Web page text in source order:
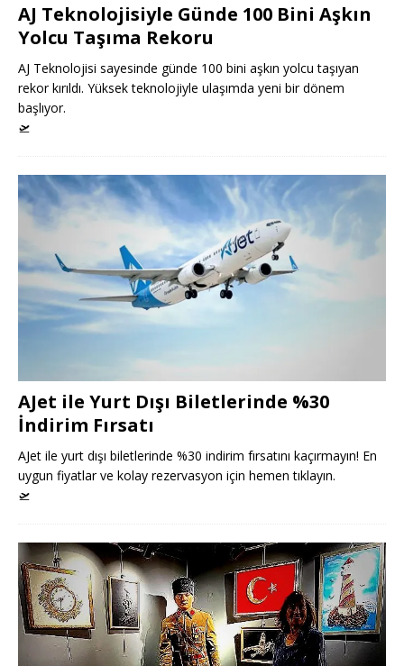
AJ Teknolojisiyle Günde 100 Bini Aşkın
Yolcu Taşıma Rekoru
AJ Teknolojisi sayesinde günde 100 bini aşkın yolcu taşıyan
rekor kırıldı. Yüksek teknolojiyle ulaşımda yeni bir dönem
başlıyor.
🛫
AJet ile Yurt Dışı Biletlerinde %30
İndirim Fırsatı
AJet ile yurt dışı biletlerinde %30 indirim fırsatını kaçırmayın! En
uygun fiyatlar ve kolay rezervasyon için hemen tıklayın.
🛫